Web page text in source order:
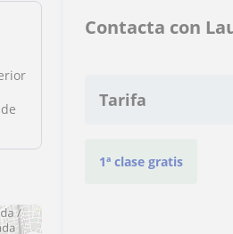
Contacta con
Tarifa
1ª clase gratis